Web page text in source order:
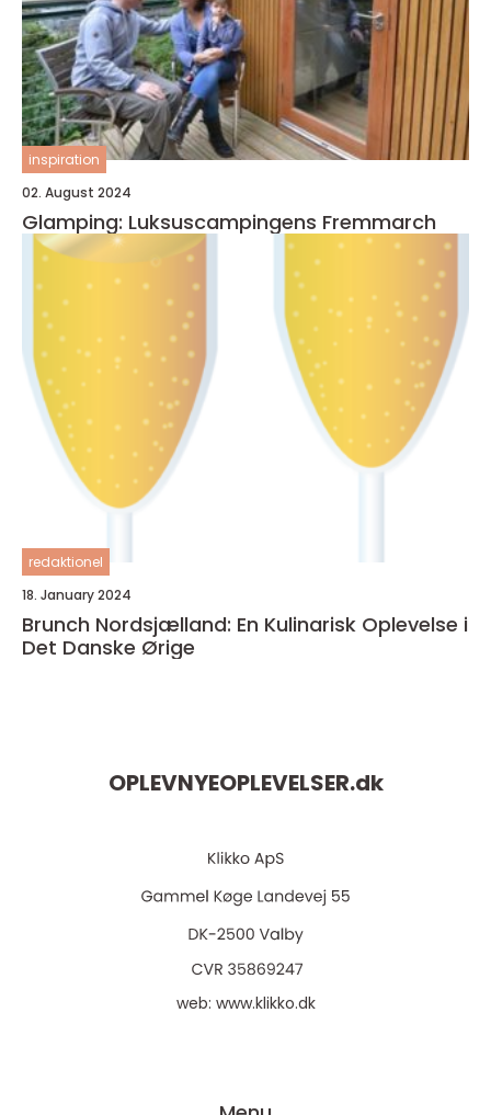
inspiration
02. August 2024
Glamping: Luksuscampingens Fremmarch
redaktionel
18. January 2024
Brunch Nordsjælland: En Kulinarisk Oplevelse i
Det Danske Ørige
OPLEVNYEOPLEVELSER.dk
web: www.klikko.dk